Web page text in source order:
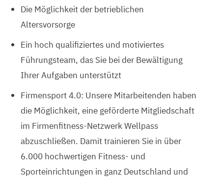
Die Möglichkeit der betrieblichen
Altersvorsorge
Ein hoch qualifiziertes und motiviertes
Führungsteam, das Sie bei der Bewältigung
Ihrer Aufgaben unterstützt
Firmensport 4.0: Unsere Mitarbeitenden haben
die Möglichkeit, eine geförderte Mitgliedschaft
im Firmenfitness-Netzwerk Wellpass
abzuschließen. Damit trainieren Sie in über
6.000 hochwertigen Fitness- und
Sporteinrichtungen in ganz Deutschland und